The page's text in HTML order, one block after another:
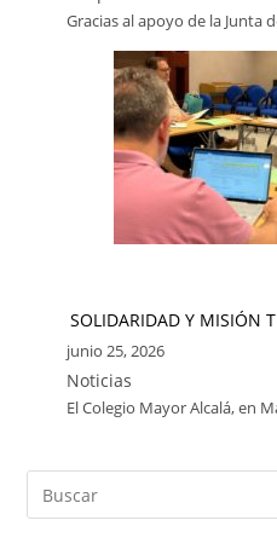
Gracias al apoyo de la Junta
SOLIDARIDAD Y MISIÓN
junio 25, 2026
Noticias
El Colegio Mayor Alcalá, en